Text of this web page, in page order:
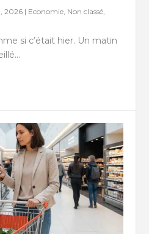
2026 | Economie, Non classé,
si c’était hier. Un matin